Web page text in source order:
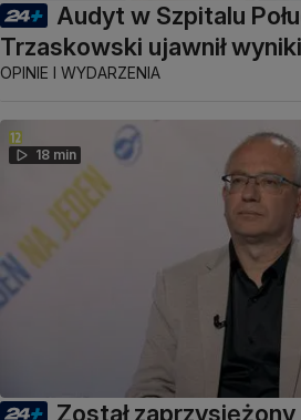
Audyt w Szpitalu
Trzaskowski ujawnił wyniki
OPINIE I WYDARZENIA
18 min
Został zaprzysiężony